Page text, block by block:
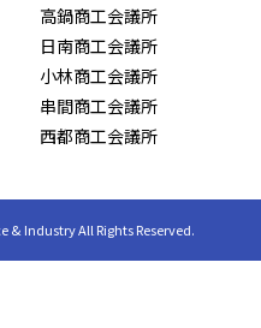
高鍋商工会議所
日南商工会議所
小林商工会議所
串間商工会議所
西都商工会議所
& Industry All Rights Reserved.